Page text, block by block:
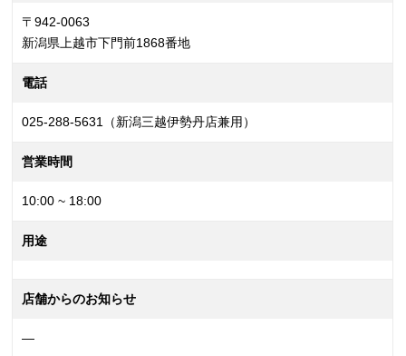
〒942-0063
新潟県上越市下門前1868番地
電話
025-288-5631（新潟三越伊勢丹店兼用）
営業時間
10:00 ~ 18:00
用途
店舗からのお知らせ
—